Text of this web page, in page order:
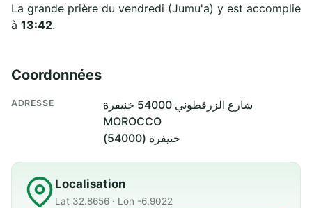
La grande prière du vendredi (Jumu'a) y est accomplie
à 13:42.
Coordonnées
ADRESSE
شارع الزرقطوني 54000 خنيفرة
MOROCCO
خنيفرة (54000)
Localisation
Lat 32.8656 · Lon -6.9022